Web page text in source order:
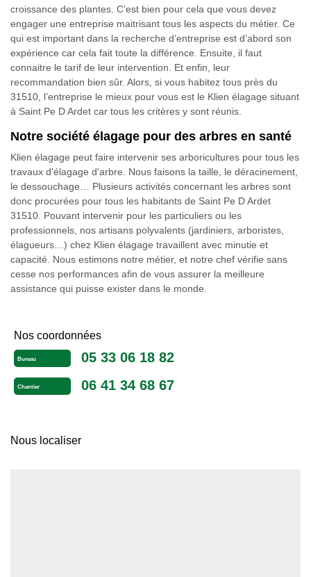
croissance des plantes. C’est bien pour cela que vous devez
engager une entreprise maitrisant tous les aspects du métier. Ce
qui est important dans la recherche d’entreprise est d’abord son
expérience car cela fait toute la différence. Ensuite, il faut
connaitre le tarif de leur intervention. Et enfin, leur
recommandation bien sûr. Alors, si vous habitez tous près du
31510, l’entreprise le mieux pour vous est le Klien élagage situant
à Saint Pe D Ardet car tous les critères y sont réunis.
Notre société élagage pour des arbres en santé
Klien élagage peut faire intervenir ses arboricultures pour tous les
travaux d'élagage d'arbre. Nous faisons la taille, le déracinement,
le dessouchage… Plusieurs activités concernant les arbres sont
donc procurées pour tous les habitants de Saint Pe D Ardet
31510. Pouvant intervenir pour les particuliers ou les
professionnels, nos artisans polyvalents (jardiniers, arboristes,
élagueurs…) chez Klien élagage travaillent avec minutie et
capacité. Nous estimons notre métier, et notre chef vérifie sans
cesse nos performances afin de vous assurer la meilleure
assistance qui puisse exister dans le monde.
Nos coordonnées
Bureau 05 33 06 18 82
Chantier 06 41 34 68 67
Nous localiser